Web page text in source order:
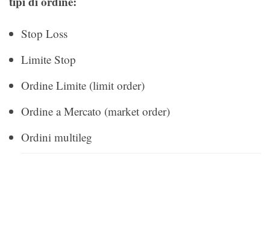
Stop Loss
Limite Stop
Ordine Limite (limit order)
Ordine a Mercato (market order)
Ordini multileg